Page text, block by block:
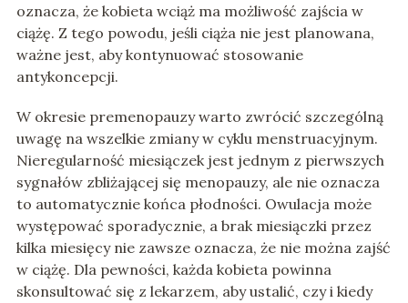
oznacza, że kobieta wciąż ma możliwość zajścia w
ciążę. Z tego powodu, jeśli ciąża nie jest planowana,
ważne jest, aby kontynuować stosowanie
antykoncepcji.
W okresie premenopauzy warto zwrócić szczególną
uwagę na wszelkie zmiany w cyklu menstruacyjnym.
Nieregularność miesiączek jest jednym z pierwszych
sygnałów zbliżającej się menopauzy, ale nie oznacza
to automatycznie końca płodności. Owulacja może
występować sporadycznie, a brak miesiączki przez
kilka miesięcy nie zawsze oznacza, że nie można zajść
w ciążę. Dla pewności, każda kobieta powinna
skonsultować się z lekarzem, aby ustalić, czy i kiedy